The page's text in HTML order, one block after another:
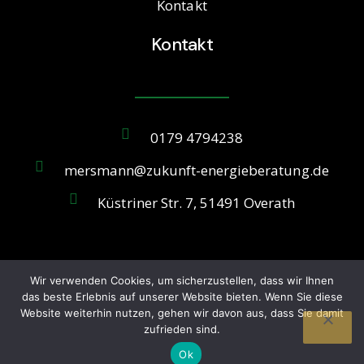
Kontakt
Kontakt
0179 4794238
mersmann@zukunft-energieberatung.de
Küstriner Str. 7, 51491 Overath
Urheberrechte © 2023 Zukunft Energieberatung. Alle
Rechte vorbehalten.
Impressum
Wir verwenden Cookies, um sicherzustellen, dass wir Ihnen
das beste Erlebnis auf unserer Website bieten. Wenn Sie diese
Website weiterhin nutzen, gehen wir davon aus, dass Sie damit
zufrieden sind.
Ok